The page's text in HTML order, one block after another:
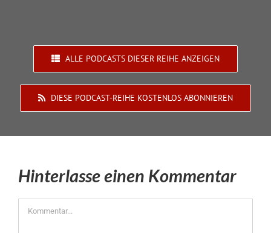
ALLE PODCASTS DIESER REIHE ANZEIGEN
DIESE PODCAST-REIHE KOSTENLOS ABONNIEREN
Hinterlasse einen Kommentar